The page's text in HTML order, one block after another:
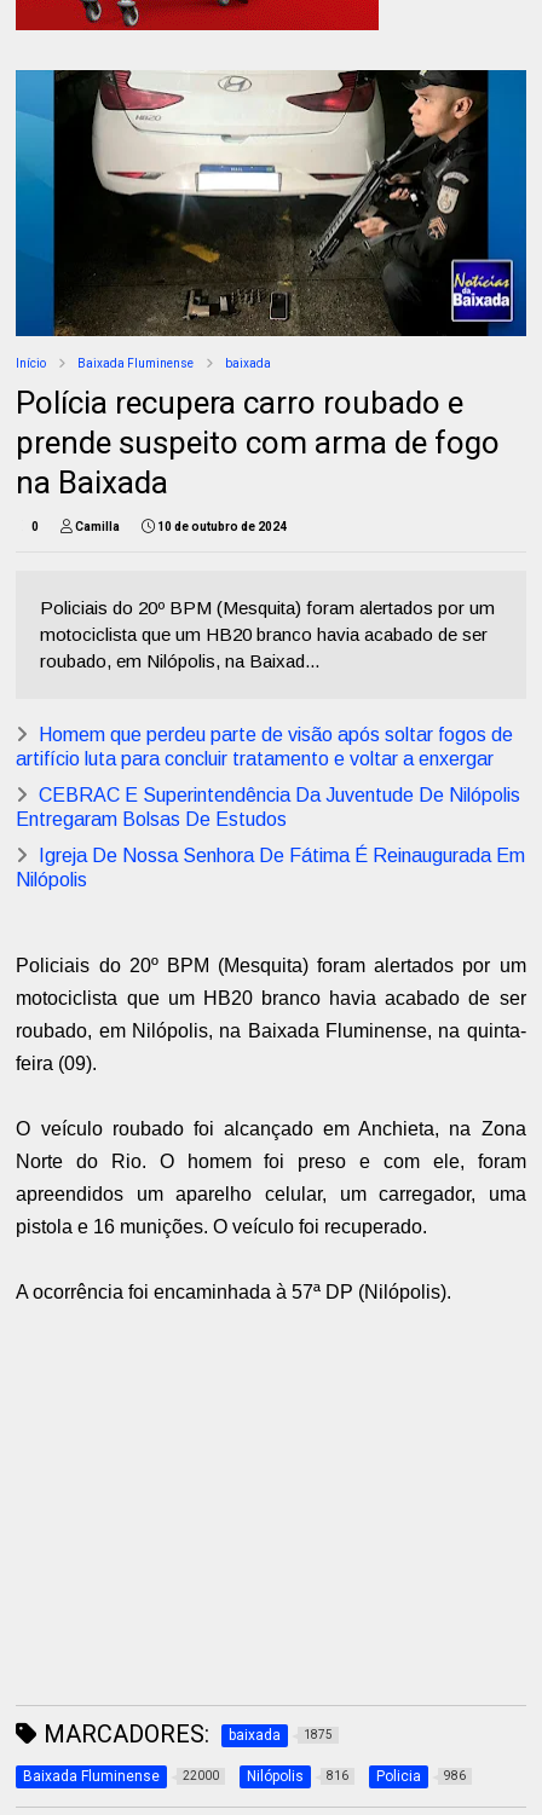
Início Baixada Fluminense baixada
Polícia recupera carro roubado e
prende suspeito com arma de fogo
na Baixada
0 Camilla 10 de outubro de 2024
Policiais do 20º BPM (Mesquita) foram alertados por um
motociclista que um HB20 branco havia acabado de ser
roubado, em Nilópolis, na Baixad...
Homem que perdeu parte de visão após soltar fogos de
artifício luta para concluir tratamento e voltar a enxergar
CEBRAC E Superintendência Da Juventude De Nilópolis
Entregaram Bolsas De Estudos
Igreja De Nossa Senhora De Fátima É Reinaugurada Em
Nilópolis
Policiais do 20º BPM (Mesquita) foram alertados por um
motociclista que um HB20 branco havia acabado de ser
roubado, em Nilópolis, na Baixada Fluminense, na quinta-
feira (09).
O veículo roubado foi alcançado em Anchieta, na Zona
Norte do Rio. O homem foi preso e com ele, foram
apreendidos um aparelho celular, um carregador, uma
pistola e 16 munições. O veículo foi recuperado.
A ocorrência foi encaminhada à 57ª DP (Nilópolis).
MARCADORES: baixada 1875
Baixada Fluminense 22000 Nilópolis 816 Policia 986